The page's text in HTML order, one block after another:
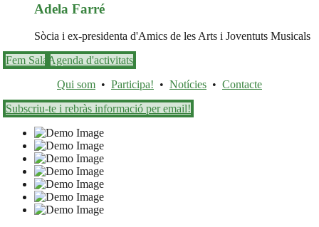
Adela Farré
Sòcia i ex-presidenta d'Amics de les Arts i Joventuts Musicals
Fem Sala Agenda d'activitats
Qui som • Participa! • Notícies • Contacte
Subscriu-te i rebràs informació per email!